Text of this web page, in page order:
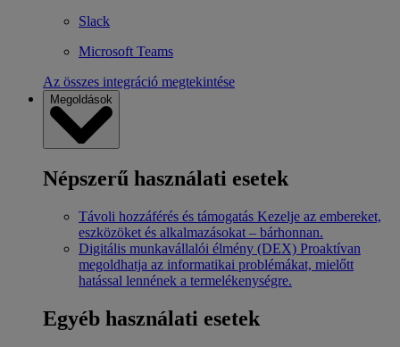
Slack
Microsoft Teams
Az összes integráció megtekintése
Megoldások
Népszerű használati esetek
Távoli hozzáférés és támogatás Kezelje az embereket,
eszközöket és alkalmazásokat – bárhonnan.
Digitális munkavállalói élmény (DEX) Proaktívan
megoldhatja az informatikai problémákat, mielőtt
hatással lennének a termelékenységre.
Egyéb használati esetek